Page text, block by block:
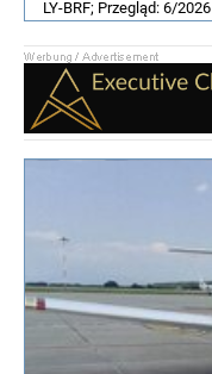
LY-BRF; Przegląd: 6/2026